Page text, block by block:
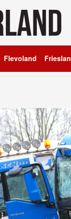
Flevoland